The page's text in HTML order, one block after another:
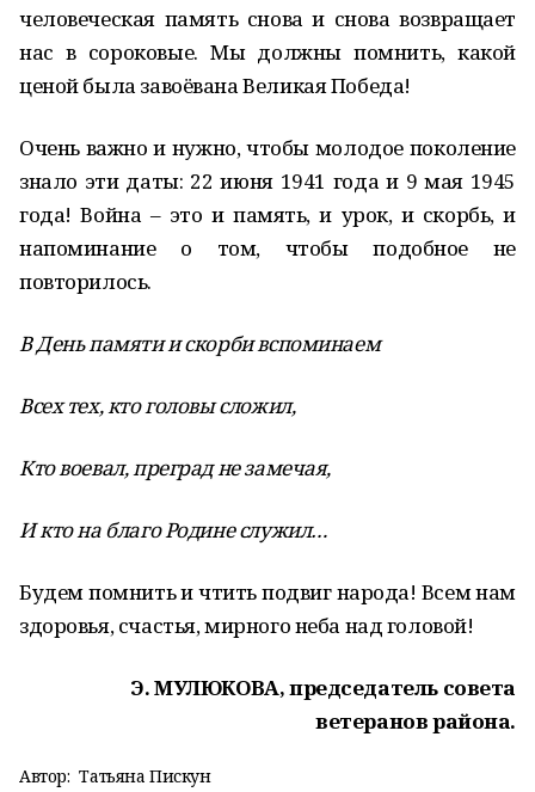
человеческая память снова и снова возвращает
нас в сороковые. Мы должны помнить, какой
ценой была завоёвана Великая Победа!
Очень важно и нужно, чтобы молодое поколение
знало эти даты: 22 июня 1941 года и 9 мая 1945
года! Война – это и память, и урок, и скорбь, и
напоминание о том, чтобы подобное не
повторилось.
В День памяти и скорби вспоминаем
Всех тех, кто головы сложил,
Кто воевал, преград не замечая,
И кто на благо Родине служил…
Будем помнить и чтить подвиг народа! Всем нам
здоровья, счастья, мирного неба над головой!
Э. МУЛЮКОВА, председатель совета
ветеранов района.
Автор: Татьяна Пискун